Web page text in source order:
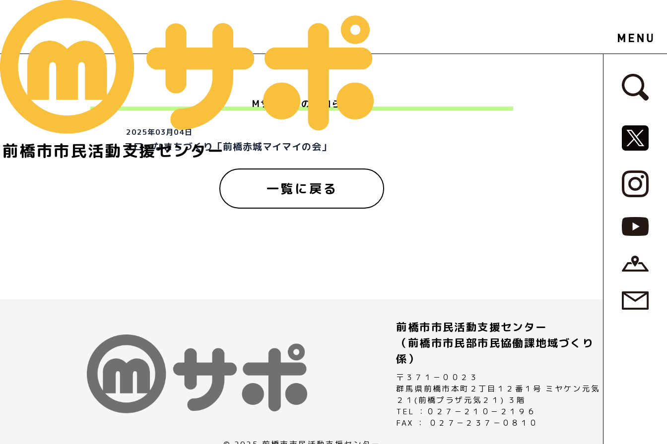
前橋市市民活動支援センター
サイドバ
SNSリ
Mサポからのお知らせ
2025年03月04日
スローなまちづくり「前橋赤城マイマイの会」
一覧に戻る
前橋市市民活動支援センター
（前橋市市民部市民協働課地域づくり
係）
〒３７１－００２３
群馬県前橋市本町２丁目１２番１号 ミヤケン元気
２１(前橋プラザ元気２１) ３階
TEL ：０２７－２１０－２１９６
FAX ： ０２７－２３７－０８１０